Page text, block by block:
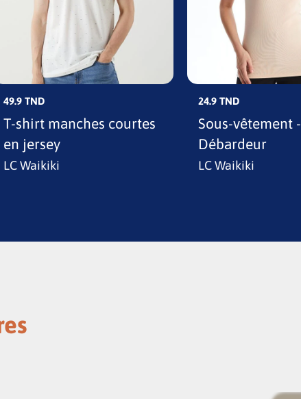
49.9 TND
T-shirt manches courtes
en jersey
LC Waikiki
24.9 TND
Sous-vêtement -
Débardeur
LC Waikiki